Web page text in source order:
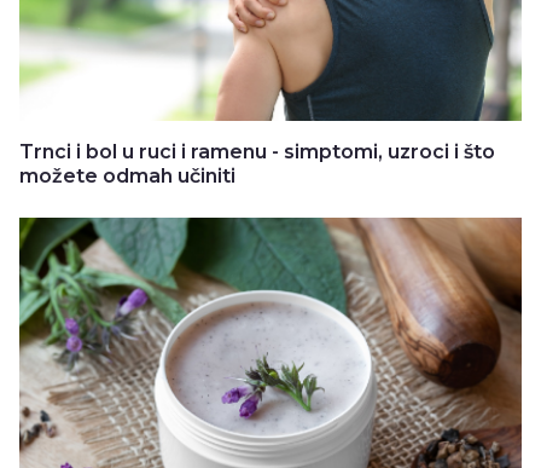
Trnci i bol u ruci i ramenu - simptomi, uzroci i što
možete odmah učiniti